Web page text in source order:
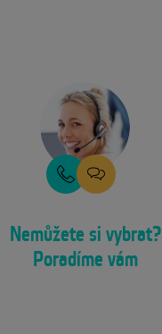
Nemůžete si vybrat?
Poradíme vám